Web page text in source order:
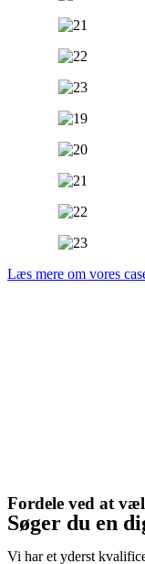
Læs mere om vores
Fordele ved at
Søger du en
Vi har et yderst